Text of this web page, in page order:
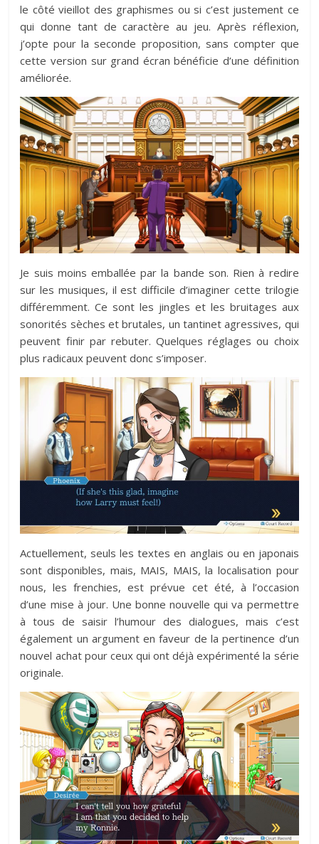
le côté vieillot des graphismes ou si c’est justement ce
qui donne tant de caractère au jeu. Après réflexion,
j’opte pour la seconde proposition, sans compter que
cette version sur grand écran bénéficie d’une définition
améliorée.
Je suis moins emballée par la bande son. Rien à redire
sur les musiques, il est difficile d’imaginer cette trilogie
différemment. Ce sont les jingles et les bruitages aux
sonorités sèches et brutales, un tantinet agressives, qui
peuvent finir par rebuter. Quelques réglages ou choix
plus radicaux peuvent donc s’imposer.
Actuellement, seuls les textes en anglais ou en japonais
sont disponibles, mais, MAIS, MAIS, la localisation pour
nous, les frenchies, est prévue cet été, à l’occasion
d’une mise à jour. Une bonne nouvelle qui va permettre
à tous de saisir l’humour des dialogues, mais c’est
également un argument en faveur de la pertinence d’un
nouvel achat pour ceux qui ont déjà expérimenté la série
originale.